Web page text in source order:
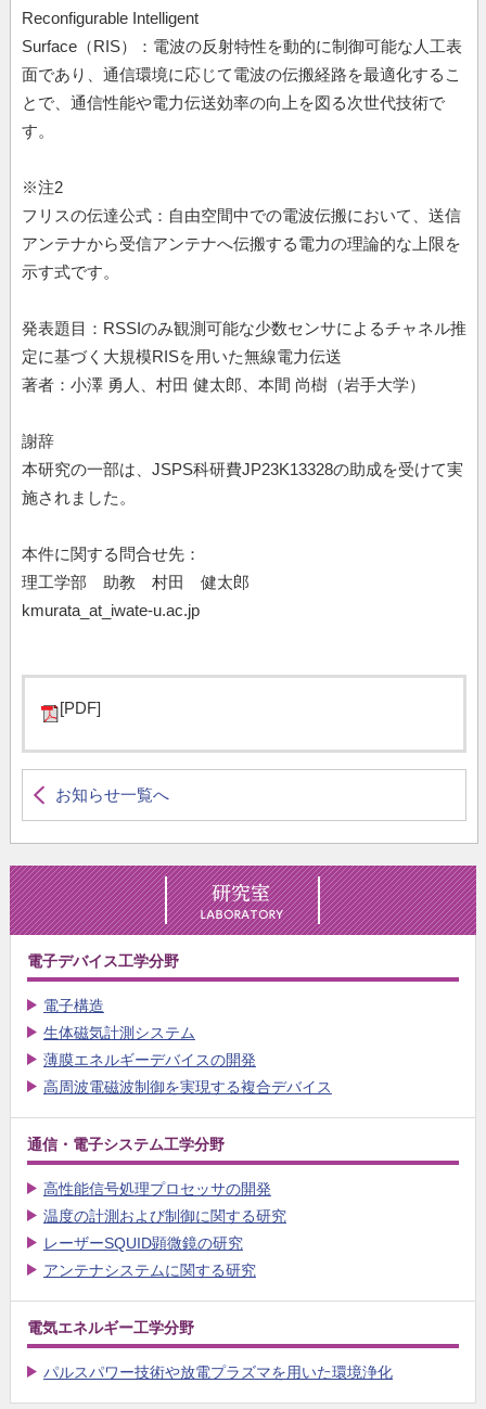
Reconfigurable Intelligent
Surface（RIS）：電波の反射特性を動的に制御可能な人工表
面であり、通信環境に応じて電波の伝搬経路を最適化するこ
とで、通信性能や電力伝送効率の向上を図る次世代技術で
す。
※注2
フリスの伝達公式：自由空間中での電波伝搬において、送信
アンテナから受信アンテナへ伝搬する電力の理論的な上限を
示す式です。
発表題目：RSSIのみ観測可能な少数センサによるチャネル推
定に基づく大規模RISを用いた無線電力伝送
著者：小澤 勇人、村田 健太郎、本間 尚樹（岩手大学）
謝辞
本研究の一部は、JSPS科研費JP23K13328の助成を受けて実
施されました。
本件に関する問合せ先：
理工学部 助教 村田 健太郎
kmurata_at_iwate-u.ac.jp
[PDF]
お知らせ一覧へ
電子デバイス工学分野
電子構造
生体磁気計測システム
薄膜エネルギーデバイスの開発
高周波電磁波制御を実現する複合デバイス
通信・電子システム工学分野
高性能信号処理プロセッサの開発
温度の計測および制御に関する研究
レーザーSQUID顕微鏡の研究
アンテナシステムに関する研究
電気エネルギー工学分野
パルスパワー技術や放電プラズマを用いた環境浄化